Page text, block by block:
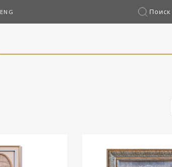
ENG Поиск